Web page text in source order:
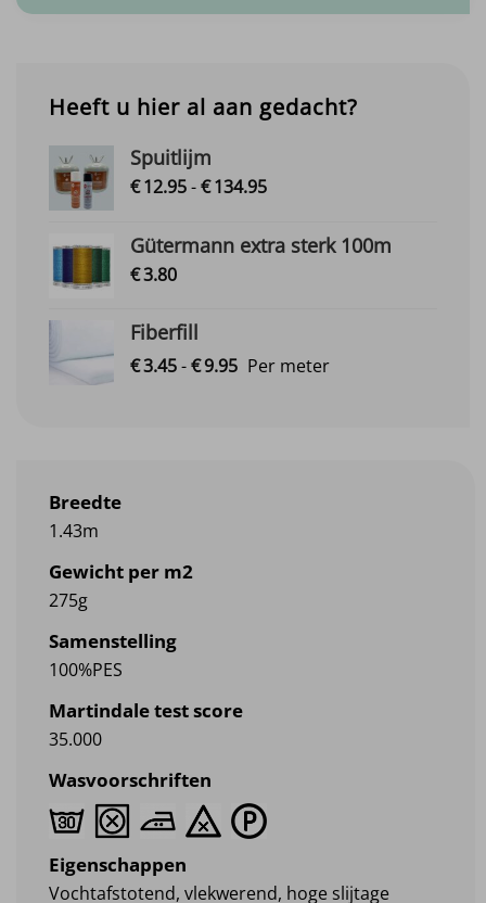
Breedte
1.43m
Gewicht per m2
275g
Samenstelling
100%PES
Martindale test score
35.000
Wasvoorschriften
Eigenschappen
Vochtafstotend, vlekwerend, hoge slijtage
Heeft u hier al aan gedacht?
Spuitlijm
€12.95-€134.95Prijsklasse:
€134.95
Gütermann extra sterk 100m
€3.80
Fiberfill
€3.45-€9.95Prijsklasse:
Per meter